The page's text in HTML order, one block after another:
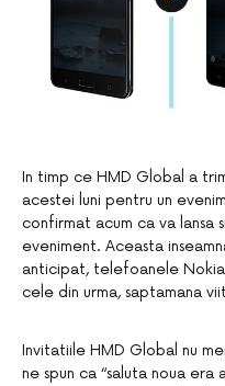
In timp ce HMD Global a
acestei luni pentru un
confirmat acum ca va lansa
eveniment. Aceasta
anticipat, telefoanele
cele din urma, saptamana
Invitatiile HMD Global nu
ne spun ca “saluta noua